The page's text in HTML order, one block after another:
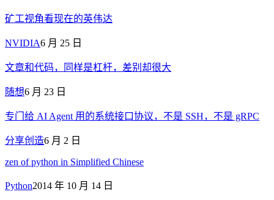
矿工视角看现在的英伟达
NVIDIA6 月 25 日
文章和代码，同样是杠杆，差别却很大
随想6 月 23 日
专门给 AI Agent 用的系统接口协议，不是 SSH，不是 gRPC
分享创造6 月 2 日
zen of python in Simplified Chinese
Python2014 年 10 月 14 日